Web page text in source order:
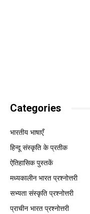
Categories
भारतीय भाषाएँ
हिन्दू संस्कृति के प्रतीक
ऐतिहासिक पुस्तकें
मध्यकालीन भारत प्रश्नोत्तरी
सभ्यता संस्कृति प्रश्नोत्तरी
प्राचीन भारत प्रश्नोत्तरी